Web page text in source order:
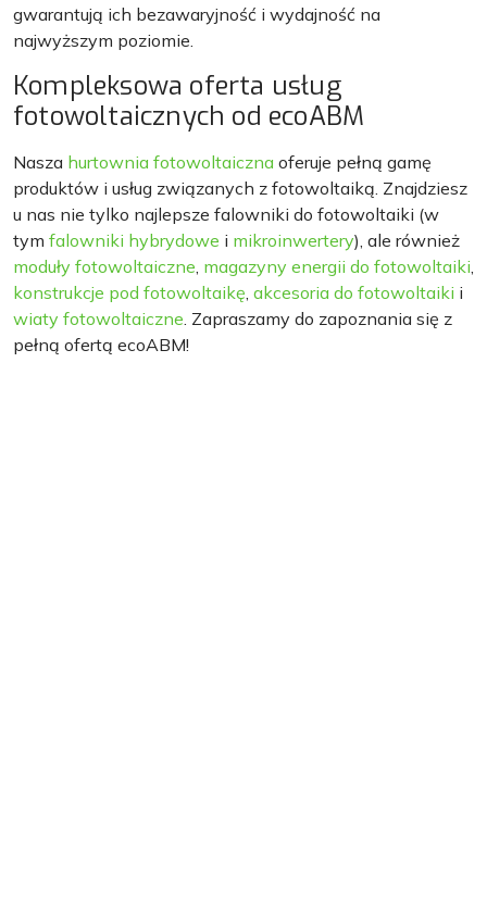
gwarantują ich bezawaryjność i wydajność na
najwyższym poziomie.
Kompleksowa oferta usług
fotowoltaicznych od ecoABM
Nasza hurtownia fotowoltaiczna oferuje pełną gamę
produktów i usług związanych z fotowoltaiką. Znajdziesz
u nas nie tylko najlepsze falowniki do fotowoltaiki (w
tym falowniki hybrydowe i mikroinwertery), ale również
moduły fotowoltaiczne magazyny energii do fotowoltaiki
konstrukcje pod fotowoltaikę akcesoria do fotowoltaiki i
wiaty fotowoltaiczne . Zapraszamy do zapoznania się z
pełną ofertą ecoABM!